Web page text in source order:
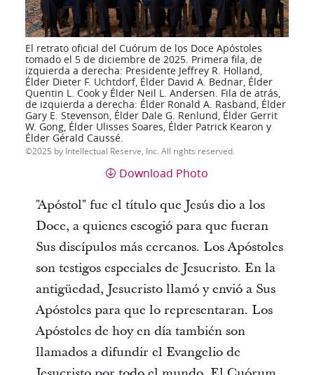
El retrato oficial del Cuórum de los Doce Apóstoles
tomado el 5 de diciembre de 2025. Primera fila, de
izquierda a derecha: Presidente Jeffrey R. Holland,
Élder Dieter F. Uchtdorf, Élder David A. Bednar, Élder
Quentin L. Cook y Élder Neil L. Andersen. Fila de atrás,
de izquierda a derecha: Élder Ronald A. Rasband, Élder
Gary E. Stevenson, Élder Dale G. Renlund, Élder Gerrit
W. Gong, Élder Ulisses Soares, Élder Patrick Kearon y
Élder Gérald Caussé.
2025 by Intellectual Reserve, Inc. All rights reserved.
Download Photo
"Apóstol" fue el título que Jesús dio a los
Doce, a quienes escogió para que fueran
Sus discípulos más cercanos. Los Apóstoles
son testigos especiales de Jesucristo. En la
antigüedad, Jesucristo llamó y envió a Sus
Apóstoles para que lo representaran. Los
Apóstoles de hoy en día también son
llamados a difundir el Evangelio de